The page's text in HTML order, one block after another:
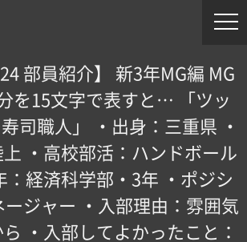
部員紹介】 新3年MG編 MG
を15文字で表すと… 「ツッ
司職人」 ・出身：三重県 ・
・高校部活：ハンドボール
：経済科学部・3年 ・ポジシ
ージャー ・入部理由：雰囲気
・入部してよかったこと：